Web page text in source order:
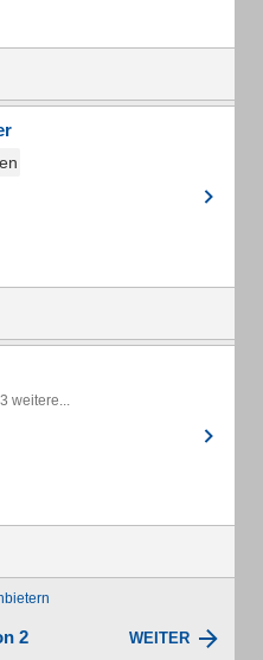
weitere...
2 WEITER